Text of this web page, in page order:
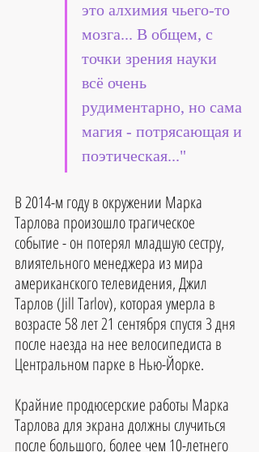
это алхимия чьего-то
мозга... В общем, с
точки зрения науки
всё очень
рудиментарно, но сама
магия - потрясающая и
поэтическая..."
В 2014-м году в окружении Марка
Тарлова произошло трагическое
событие - он потерял младшую сестру,
влиятельного менеджера из мира
американского телевидения, Джил
Тарлов (Jill Tarlov), которая умерла в
возрасте 58 лет 21 сентября спустя 3 дня
после наезда на нее велосипедиста в
Центральном парке в Нью-Йорке.
Крайние продюсерские работы Марка
Тарлова для экрана должны случиться
после большого, более чем 10-летнего